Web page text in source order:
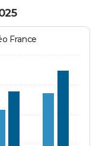
France